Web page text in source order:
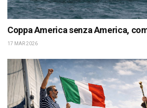
Coppa America senza America,
17 MAR 2026